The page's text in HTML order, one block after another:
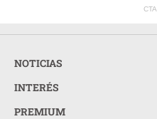
NOTICIAS
INTERÉS
PREMIUM